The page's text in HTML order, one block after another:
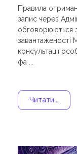
Правила
запис через
обговорюються
завантаженості
консультації
фа ...
Читати...